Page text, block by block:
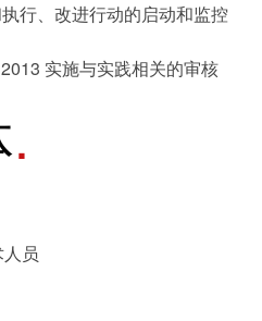
行、改进行动的启动和监控
实施与实践相关的审核
员